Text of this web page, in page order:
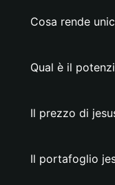
Cosa rende
Qual è il
Il prezzo di
Il portafoglio